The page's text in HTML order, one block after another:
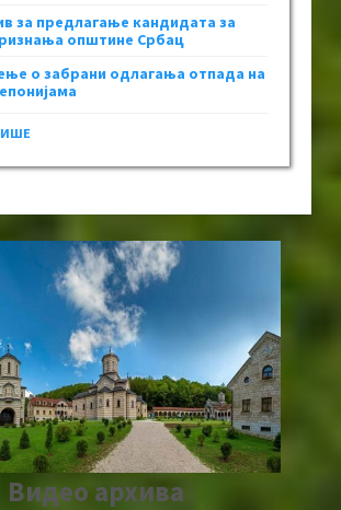
за предлагање кандидата за
општине Србац
о забрани одлагања отпада на
Видео архива